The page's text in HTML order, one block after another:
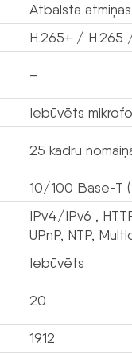
Atbalsta
H.265+ /
–
Iebūvēts
25 kadru
10/100 Base-T
IPv4/IPv6 ,
UPnP, NTP,
Iebūvēts
20
19.12